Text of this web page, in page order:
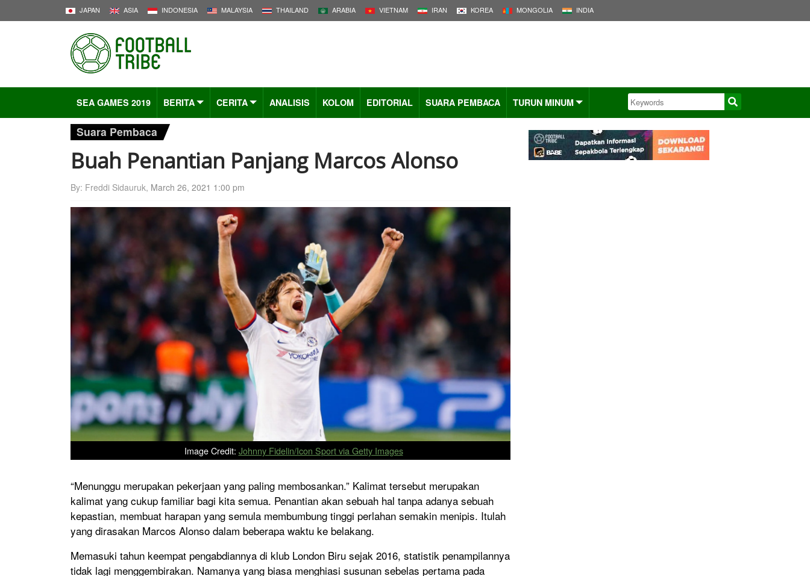
JAPAN ASIA INDONESIA MALAYSIA THAILAND ARABIA VIETNAM IRAN KOREA MONGOLIA INDIA
SEA GAMES 2019 BERITA CERITA ANALISIS KOLOM EDITORIAL SUARA PEMBACA TURUN MINUM
Suara Pembaca
Buah Penantian Panjang Marcos Alonso
By: Freddi Sidauruk, March 26, 2021 1:00 pm
Image Credit: Johnny Fidelin/Icon Sport via Getty Images
“Menunggu merupakan pekerjaan yang paling membosankan.” Kalimat tersebut merupakan
kalimat yang cukup familiar bagi kita semua. Penantian akan sebuah hal tanpa adanya sebuah
kepastian, membuat harapan yang semula membumbung tinggi perlahan semakin menipis. Itulah
yang dirasakan Marcos Alonso dalam beberapa waktu ke belakang.
Memasuki tahun keempat pengabdiannya di klub London Biru sejak 2016, statistik penampilannya
tidak lagi menggembirakan. Namanya yang biasa menghiasi susunan sebelas pertama pada